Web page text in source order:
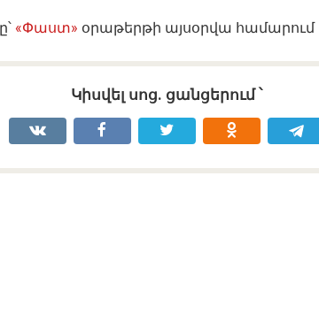
«Փաստ» օրաթերթի այսօրվա համարում
Կիսվել սոց․ ցանցերում ՝